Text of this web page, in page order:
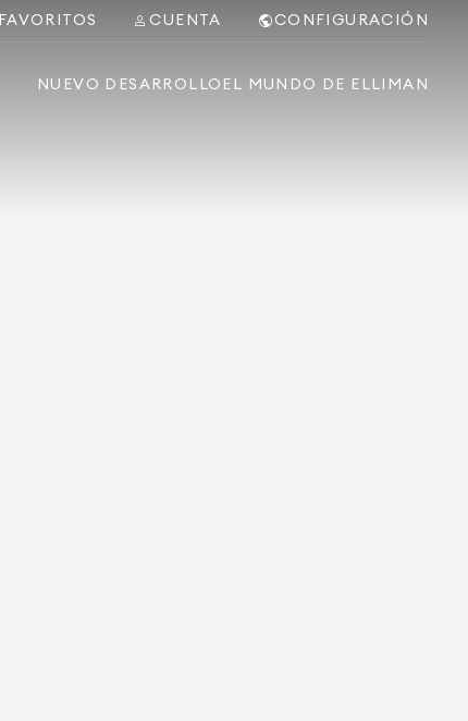
FAVORITOS CUENTA CONFIGURACIÓN
NUEVO DESARROLLO EL MUNDO DE ELLIMAN